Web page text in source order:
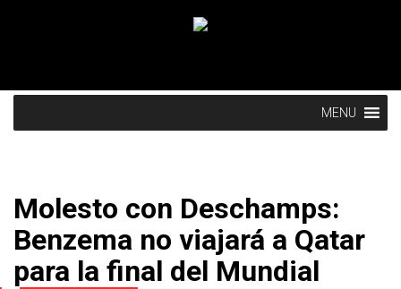
MENU
Molesto con Deschamps:
Benzema no viajará a Qatar
para la final del Mundial